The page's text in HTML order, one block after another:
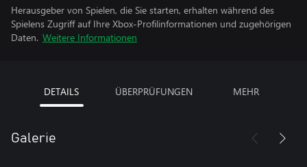
Herausgeber von Spielen, die Sie starten, erhalten während des
Spielens Zugriff auf Ihre Xbox-Profilinformationen und zugehörigen
Daten. Weitere Informationen
DETAILS ÜBERPRÜFUNGEN MEHR
Galerie